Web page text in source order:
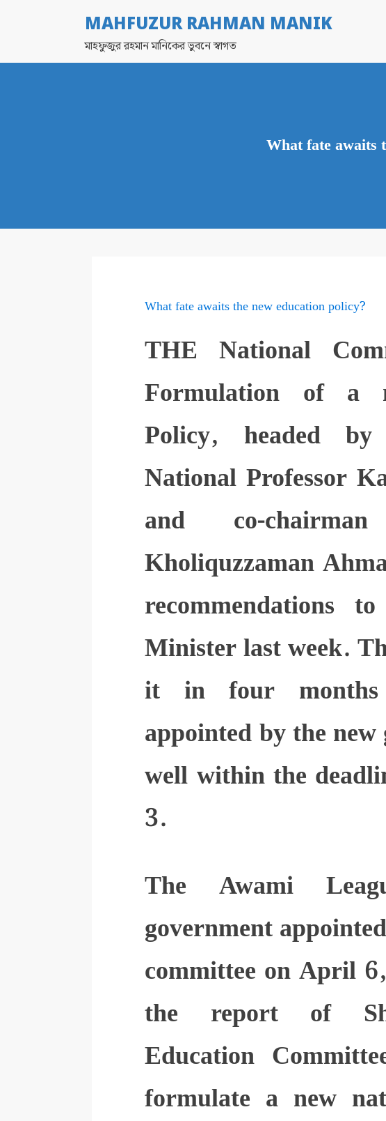
MAHFUZUR RAHMAN MANIK
মাহফুজুর রহমান মানিকের ভুবনে স্বাগত
What fate awaits
What fate awaits the new education policy?
THE National
Formulation of a
Policy, headed
National Professor
and co-
Kholiquzzaman
recommendations
Minister last week.
it in four
appointed by the
well within the
3.
The Awami
government
committee on April
the report of
Education
formulate a new